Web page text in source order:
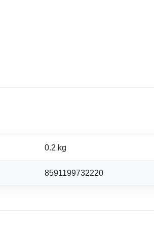
0.2 kg
8591199732220